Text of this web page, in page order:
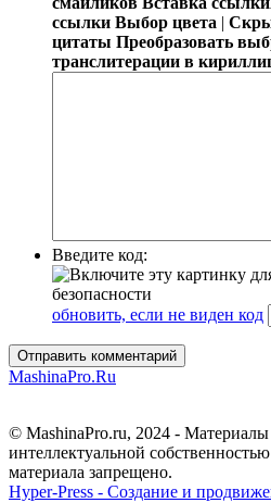
ссылки Выбор цвета |
цитаты Преобразовать
транслитерации в
Введите код:
обновить, если не виден код
Отправить комментарий
MashinaPro.Ru
© MashinaPro.ru, 2024 - Материалы
интеллектуальной
материала запрещено.
Hyper-Press - Создание и